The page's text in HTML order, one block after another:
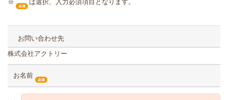
※
は選択、入力必須項目となります。
お問い合わせ先
株式会社アクトリー
お名前